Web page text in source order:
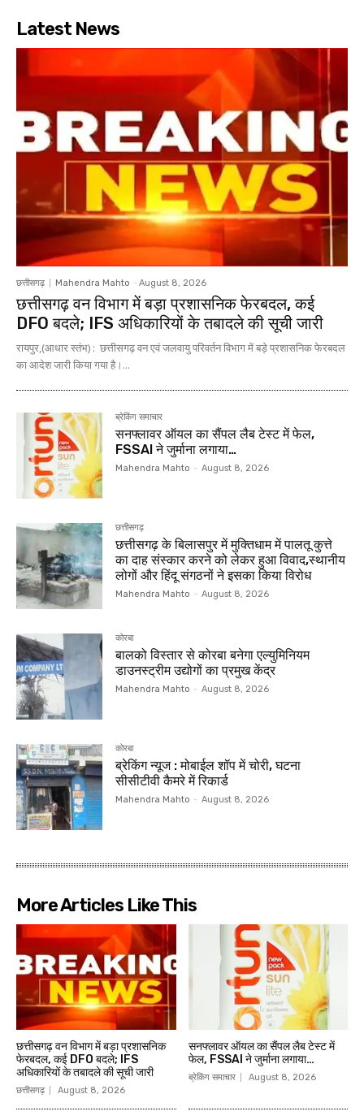
Latest News
छत्तीसगढ़ Mahendra Mahto - August 8, 2026
छत्तीसगढ़ वन विभाग में बड़ा प्रशासनिक फेरबदल, कई
DFO बदले; IFS अधिकारियों के तबादले की सूची जारी
रायपुर,(आधार स्तंभ) : छत्तीसगढ़ वन एवं जलवायु परिवर्तन विभाग में बड़े प्रशासनिक फेरबदल
का आदेश जारी किया गया है।...
ब्रेकिंग समाचार
सनफ्लावर ऑयल का सैंपल लैब टेस्ट में फेल,
FSSAI ने जुर्माना लगाया…
Mahendra Mahto - August 8, 2026
छत्तीसगढ़
छत्तीसगढ़ के बिलासपुर में मुक्तिधाम में पालतू कुत्ते
का दाह संस्कार करने को लेकर हुआ विवाद,स्थानीय
लोगों और हिंदू संगठनों ने इसका किया विरोध
Mahendra Mahto - August 8, 2026
कोरबा
बालको विस्तार से कोरबा बनेगा एल्युमिनियम
डाउनस्ट्रीम उद्योगों का प्रमुख केंद्र
Mahendra Mahto - August 8, 2026
कोरबा
ब्रेकिंग न्यूज : मोबाईल शॉप में चोरी, घटना
सीसीटीवी कैमरे में रिकार्ड
Mahendra Mahto - August 8, 2026
More Articles Like This
छत्तीसगढ़ वन विभाग में बड़ा प्रशासनिक
फेरबदल, कई DFO बदले; IFS
अधिकारियों के तबादले की सूची जारी
छत्तीसगढ़ August 8, 2026
सनफ्लावर ऑयल का सैंपल लैब टेस्ट में
फेल, FSSAI ने जुर्माना लगाया…
ब्रेकिंग समाचार August 8, 2026